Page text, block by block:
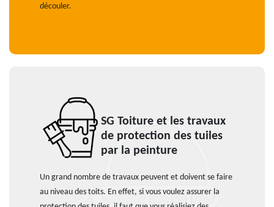
découler.
SG Toiture et les travaux
de protection des tuiles
par la peinture
Un grand nombre de travaux peuvent et doivent se faire
au niveau des toits. En effet, si vous voulez assurer la